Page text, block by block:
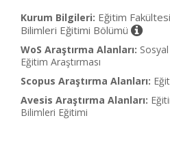
Kurum Bilgileri: Eğitim
Bilimleri Eğitimi Bölümü
WoS Araştırma Alanları:
Eğitim Araştırması
Scopus Araştırma Alanları:
Avesis Araştırma Alanları:
Bilimleri Eğitimi